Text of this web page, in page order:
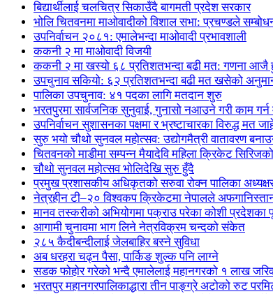
बिद्यार्थीलाई चलचित्र सिकाउँदै बागमती प्रदेश सरकार
भोलि चितवनमा माओवादीको विशाल सभा: प्रचण्डले
उपनिर्वाचन २०८१: एमालेभन्दा माओवादी प्रभावशाली
ककनी २ मा माओवादी विजयी
ककनी २ मा खस्यो ६८ प्रतिशतभन्दा बढी मत: गणना आजै
उपचुनाव सकियो: ६२ प्रतिशतभन्दा बढी मत खसेको
पालिका उपचुनाव: ४१ पदका लागि मतदान शुरु
भरतपुुरमा सार्वजनिक सुनुवाई, गुनासो नआउने गरी काम गर्न
उपनिर्वाचन सुशासनका पक्षमा र भ्रष्टाचारका विरुद्ध मत
सुरु भयो चौथो सुनवल महोत्सव: उद्योगमैत्री वातावरण
चितवनको माडीमा सम्पन्न मैयादेवि महिला क्रिकेट
चौथो सुनवल महोत्सव भोलिदेखि सुरु हुँदै
प्रमुख प्रशासकीय अधिकृतको सरुवा रोक्न पालिका
नेत्रहीन टी–२० विश्वकप क्रिकेटमा नेपालले
मानव तस्करीको अभियोगमा पक्राउ परेका कोशी प्रदेशका
आगामी चुनावमा भाग लिने नेत्रविक्रम चन्दको संकेत
२८५ कैदीबन्दीलाई जेलबाहिर बस्ने सुविधा
अब धरहरा चढ्न पैसा, पार्किङ शुल्क पनि लाग्ने
सडक फोहोर गरेको भन्दै एमालेलाई महानगरको १ लाख
भरतपुर महानगरपालिकाद्धारा तीन पाङ्ग्रे अटोको रुट